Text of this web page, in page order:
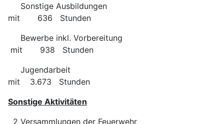
Sonstige Ausbildungen
mit 636 Stunden
Bewerbe inkl. Vorbereitung
mit 938 Stunden
Jugendarbeit
mit 3.673 Stunden
Sonstige Aktivitäten
2 Versammlungen der Feuerwehr